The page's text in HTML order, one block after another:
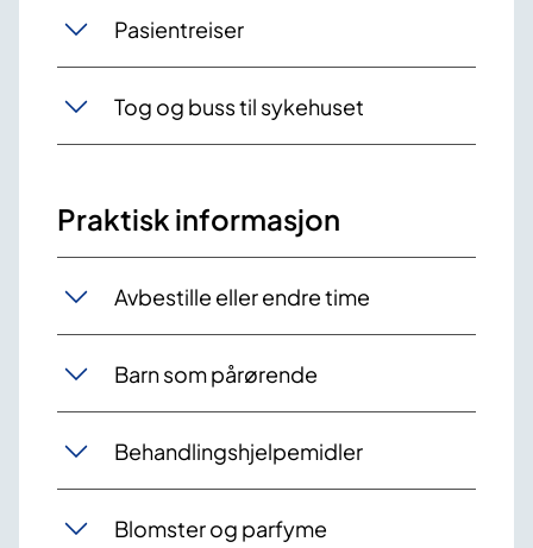
Pasientreiser
Tog og buss til sykehuset
Praktisk informasjon
Avbestille eller endre time
Barn som pårørende
Behandlingshjelpemidler
Blomster og parfyme